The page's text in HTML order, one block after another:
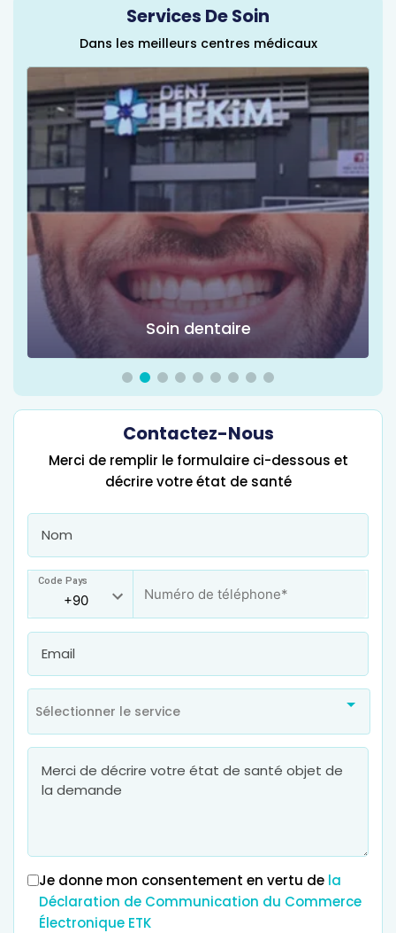
Services De Soin
Dans les meilleurs centres médicaux
Chirurgie
Contactez-Nous
Merci de remplir le formulaire ci-dessous et
décrire votre état de santé
Code Pays
Sélectionner le service
Je donne mon consentement en vertu de la
Déclaration de Communication du Commerce
Électronique ETK